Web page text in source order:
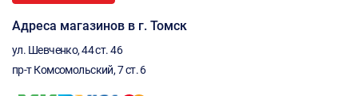
Адреса магазинов в г. Томск
ул. Шевченко, 44 ст. 46
пр-т Комсомольский, 7 ст. 6